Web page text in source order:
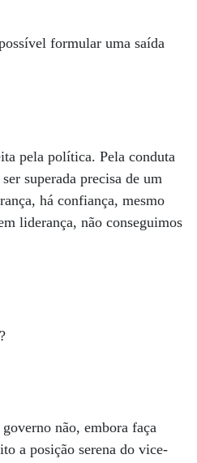
formular uma saída
pela política. Pela conduta
superada precisa de um
há confiança, mesmo
liderança, não conseguimos
não, embora faça
a posição serena do vice-